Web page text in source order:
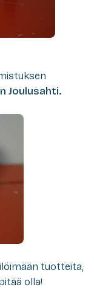
Joulusahti.
tuotteita,
olla!